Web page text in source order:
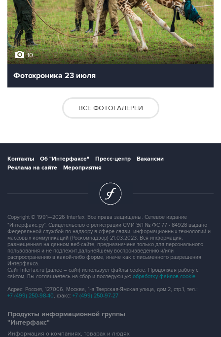
10
Фотохроника 23 июля
ВСЕ ФОТОГАЛЕРЕИ
Контакты Об "Интерфаксе" Пресс-центр
Вакансии
Реклама на сайте
Мероприятия
Copyright © 1991—2026 Interfax. Все права защищены. Сетевое издание
"Интерфакс.ру". Свидетельство о регистрации СМИ ЭЛ № ФС 77 - 84928 выдано
Федеральной службой по надзору в сфере связи, информационных технологий и
массовых коммуникаций (Роскомнадзор) 21.03.2023. Вся информация,
размещенная на данном веб-сайте, предназначена только для персонального
пользования и не подлежит дальнейшему воспроизведению и/или
распространению в какой-либо форме, иначе как с письменного разрешения
Интерфакса.
Сайт Interfax.ru (далее – сайт) использует файлы cookie. Продолжая работу с
сайтом, Вы соглашаетесь на сбор и последующую обработку файлов cookie.
Адрес: Россия, 127006, Москва, 1-я Тверская-Ямская улица, дом 2, стр.1, тел.:
+7 (499) 250-98-40, факс: +7 (499) 250-97-27
Продукты информационной группы
"Интерфакс"
Информация о компаниях, товарах и людях